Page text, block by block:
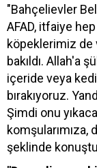
"Bahçelievler
AFAD, itfaiye
köpeklerimiz de
bakıldı. Allah'a
içeride veya
bırakıyoruz.
Şimdi onu
şeklinde